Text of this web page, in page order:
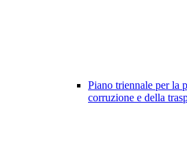
Piano triennale per la
corruzione e della